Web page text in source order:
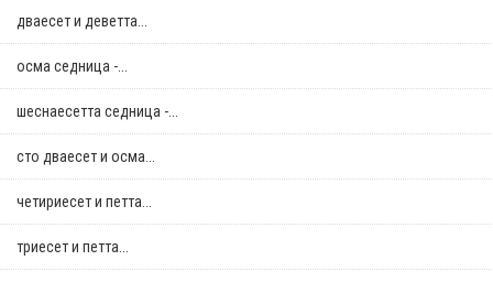
дваесет и деветта...
осма седница -...
шеснаесетта седница -...
сто дваесет и осма...
четириесет и петта...
триесет и петта...